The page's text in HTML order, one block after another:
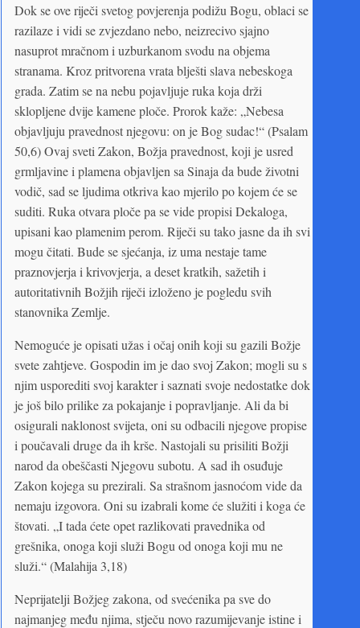
Dok se ove riječi svetog povjerenja podižu Bogu, oblaci se
razilaze i vidi se zvjezdano nebo, neizrecivo sjajno
nasuprot mračnom i uzburkanom svodu na objema
stranama. Kroz pritvorena vrata blješti slava nebeskoga
grada. Zatim se na nebu pojavljuje ruka koja drži
sklopljene dvije kamene ploče. Prorok kaže: „Nebesa
objavljuju pravednost njegovu: on je Bog sudac!“ (Psalam
50,6) Ovaj sveti Zakon, Božja pravednost, koji je usred
grmljavine i plamena objavljen sa Sinaja da bude životni
vodič, sad se ljudima otkriva kao mjerilo po kojem će se
suditi. Ruka otvara ploče pa se vide propisi Dekaloga,
upisani kao plamenim perom. Riječi su tako jasne da ih svi
mogu čitati. Bude se sjećanja, iz uma nestaje tame
praznovjerja i krivovjerja, a deset kratkih, sažetih i
autoritativnih Božjih riječi izloženo je pogledu svih
stanovnika Zemlje.
Nemoguće je opisati užas i očaj onih koji su gazili Božje
svete zahtjeve. Gospodin im je dao svoj Zakon; mogli su s
njim usporediti svoj karakter i saznati svoje nedostatke dok
je još bilo prilike za pokajanje i popravljanje. Ali da bi
osigurali naklonost svijeta, oni su odbacili njegove propise
i poučavali druge da ih krše. Nastojali su prisiliti Božji
narod da obeščasti Njegovu subotu. A sad ih osuđuje
Zakon kojega su prezirali. Sa strašnom jasnoćom vide da
nemaju izgovora. Oni su izabrali kome će služiti i koga će
štovati. „I tada ćete opet razlikovati pravednika od
grešnika, onoga koji služi Bogu od onoga koji mu ne
služi.“ (Malahija 3,18)
Neprijatelji Božjeg zakona, od svećenika pa sve do
najmanjeg među njima, stječu novo razumijevanje istine i